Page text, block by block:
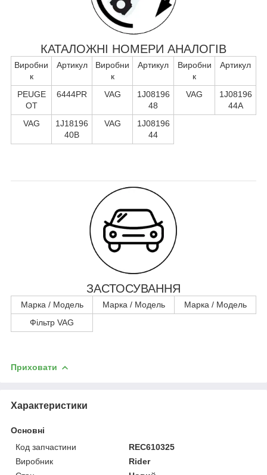
КАТАЛОЖНІ НОМЕРИ АНАЛОГІВ
Виробни
к
Артикул
Виробни
к
Артикул
Виробни
к
Артикул
PEUGE
OT
6444PR VAG
1J08196
48
VAG
1J08196
44A
VAG
1J18196
40B
VAG
1J08196
44
ЗАСТОСУВАННЯ
Марка / Модель Марка / Модель
Марка / Модель
Фільтр VAG
Приховати
Характеристики
Основні
Код запчастини
REC610325
Виробник
Rider